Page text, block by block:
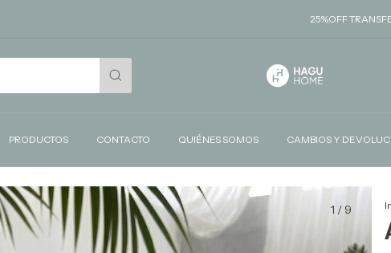
25%OFF TRANSFERENCIA /
PRODUCTOS CONTACTO QUIÉNES SOMOS CAMBIOS Y
1 / 9